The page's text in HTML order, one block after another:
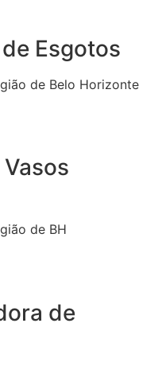
Esgotos
de Belo Horizonte
de BH
de